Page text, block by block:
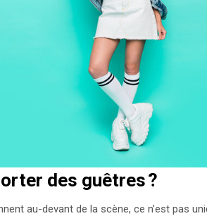
des guêtres ?
au-devant de la scène, ce n’est pas